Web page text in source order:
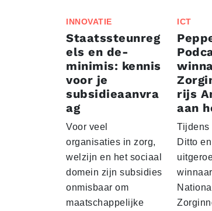
INNOVATIE
Staatssteunreg
els en de-
minimis: kennis
voor je
subsidieaanvra
ag
Voor veel
organisaties in zorg,
welzijn en het sociaal
domein zijn subsidies
onmisbaar om
maatschappelijke
ICT
rijs
aan
Tijdens
Ditto